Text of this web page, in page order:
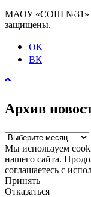
МАОУ «СОШ №31» г.
защищены.
OK
ВК
Архив
Архив
новостей
Мы используем
нашего сайта.
соглашаетесь с
Принять
Отказаться